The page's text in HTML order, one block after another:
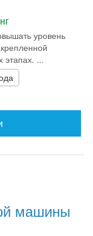
уровень
этапах. ...
машины